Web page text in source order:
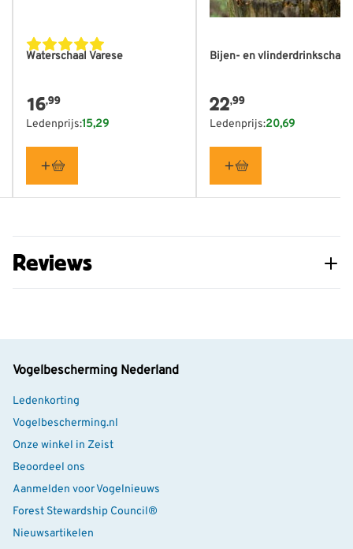
tijdloos ontwerp dat in vrijwel iedere tuin past. Door het
water regelmatig te verversen, blijft de waterschaal
schoon en aantrekkelijk voor tuinvogels.
Laat bij vorst het water niet in de waterschaal
bevriezen. IJs zet uit en kan de keramische schaal
beschadigen. Door de waterschaal tijdens vorst leeg te
maken of naar binnen te halen, voorkom je schade aan
Waterschaal Varese
16,99
Ledenprijs:15,29
Bijen- en vlinderdrinkschaal
22,99
Ledenprijs:20,69
Reviews
Vogelbescherming Nederland
Ledenkorting
Vogelbescherming.nl
Onze winkel in Zeist
Beoordeel ons
Aanmelden voor Vogelnieuws
Forest Stewardship Council®
Nieuwsartikelen